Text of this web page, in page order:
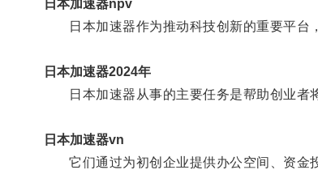
日本加速器npv
日本加速器作为推动科技创新的重要平台
日本加速器2024年
日本加速器从事的主要任务是帮助创业者将
日本加速器vn
它们通过为初创企业提供办公空间、资金投